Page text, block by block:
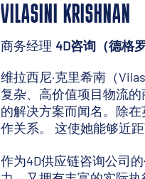
VILASINI KRISHNAN
商务经理 4D咨询（德格
维拉西尼·克里希南（
复杂、高价值项目物流
的解决方案而闻名。除
作关系。 这使她能够近
作为4D供应链咨询公司